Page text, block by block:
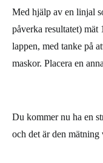
Med hjälp av en linjal
påverka resultatet) mät
lappen, med tanke på
maskor. Placera en
Du kommer nu ha en
och det är den mätning